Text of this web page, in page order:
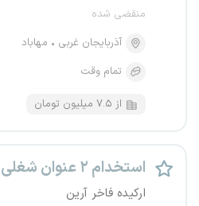
منقضی شده
آذربایجان غربی
مهاباد
تمام وقت
از ۷.۵ میلیون تومان
استخدام ۲ عنوان شغلی
ارکیده فاخر آرین